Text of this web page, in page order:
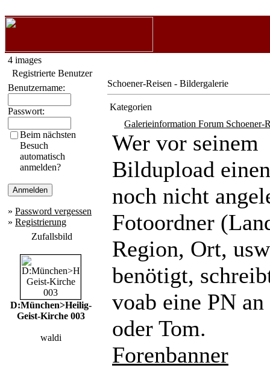
4 images
Registrierte Benutzer
Benutzername:
Passwort:
Beim nächsten
Besuch
automatisch
anmelden?
» Password vergessen
» Registrierung
Zufallsbild
D:München>Heilig-
Geist-Kirche 003
waldi
Schoener-Reisen - Bildergalerie
Kategorien
Galerieinformation Forum Schoener-
Wer vor seinem
Bildupload
noch nicht
Fotoordner
Region, Ort,
benötigt,
voab eine PN
oder Tom.
Forenbanner